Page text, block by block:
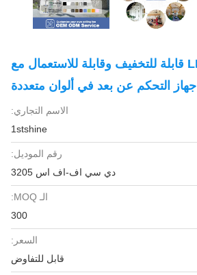
مروحة سقف LED قابلة للتخفيف وقابلة للاستعمال مع
جهاز التحكم عن بعد في ألوان متعددة
الاسم التجاري:
1stshine
رقم الموديل:
دي سي اف-اف اس 3205
الـ MOQ:
300
السعر:
قابل للتفاوض